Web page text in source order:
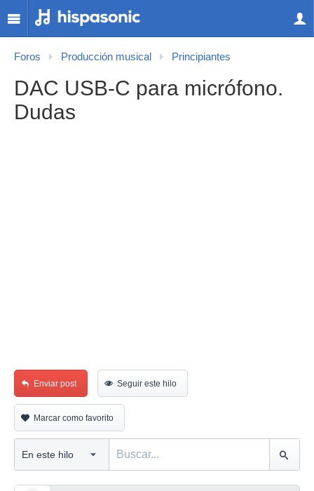
Foros Producción musical Principiantes
DAC USB-C para micrófono.
Dudas
Enviar post Seguir este hilo
Marcar como favorito